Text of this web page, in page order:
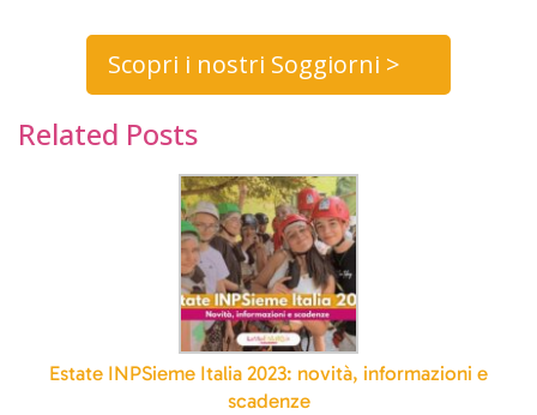
Scopri i nostri Soggiorni >
Related Posts
Estate INPSieme Italia 2023: novità, informazioni e
scadenze